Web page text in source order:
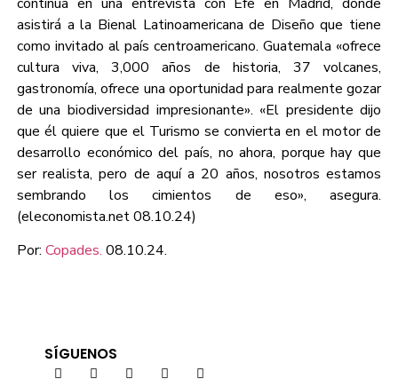
asistirá a la Bienal Latinoamericana de Diseño que tiene
como invitado al país centroamericano. Guatemala «ofrece
cultura viva, 3,000 años de historia, 37 volcanes,
gastronomía, ofrece una oportunidad para realmente gozar
de una biodiversidad impresionante». «El presidente dijo
que él quiere que el Turismo se convierta en el motor de
desarrollo económico del país, no ahora, porque hay que
ser realista, pero de aquí a 20 años, nosotros estamos
sembrando los cimientos de eso», asegura.
(eleconomista.net 08.10.24)
Por: Copades. 08.10.24.
SÍGUENOS